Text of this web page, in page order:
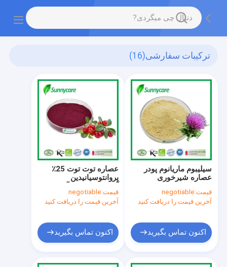
ترکیبات سفارشی(16)
عصاره توت توت 25٪
پروانتوسیانیدین
توت توت
قیمت:negotiable
آخرین قیمت را دریافت کنید
اکنون تماس بگیرید
سیلیبوم ماریانوم پودر
عصاره شیرخوری
سیلیبینین سیلیبین
قیمت:negotiable
آخرین قیمت را دریافت کنید
اکنون تماس بگیرید